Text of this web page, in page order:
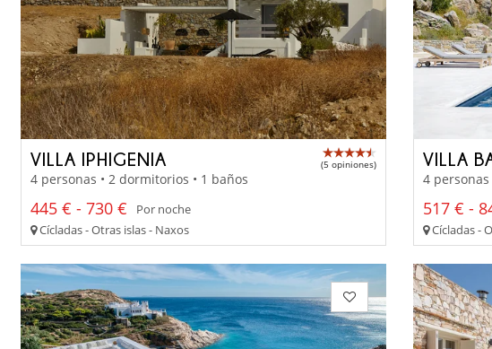
VILLA IPHIGENIA (5 opiniones)
4 personas • 2 dormitorios • 1 baños
445 € - 730 €
Por noche
Cícladas - Otras islas - Naxos
VILLA
4
517 € -
Cícladas -